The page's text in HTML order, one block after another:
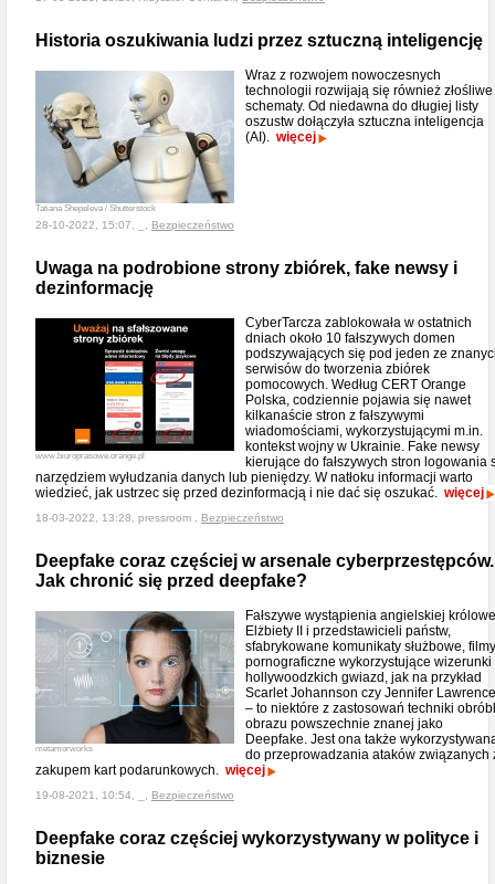
Historia oszukiwania ludzi przez sztuczną inteligencję
Tatiana Shepeleva / Shutterstock
Wraz z rozwojem nowoczesnych
technologii rozwijają się również złośliwe
schematy. Od niedawna do długiej listy
oszustw dołączyła sztuczna inteligencja
(AI). więcej
28-10-2022, 15:07, _, Bezpieczeństwo
Uwaga na podrobione strony zbiórek, fake newsy i
dezinformację
www.biuroprasowe.orange.pl
CyberTarcza zablokowała w ostatnich
dniach około 10 fałszywych domen
podszywających się pod jeden ze
serwisów do tworzenia zbiórek
pomocowych. Według CERT Orange
Polska, codziennie pojawia się nawet
kilkanaście stron z fałszywymi
wiadomościami, wykorzystującymi m.in.
kontekst wojny w Ukrainie. Fake newsy
kierujące do fałszywych stron logowania
narzędziem wyłudzania danych lub pieniędzy. W natłoku informacji warto
wiedzieć, jak ustrzec się przed dezinformacją i nie dać się oszukać. więcej
18-03-2022, 13:28, pressroom , Bezpieczeństwo
Deepfake coraz częściej w arsenale cyberprzestępców.
Jak chronić się przed deepfake?
metamorworks
Fałszywe wystąpienia angielskiej
Elżbiety II i przedstawicieli państw,
sfabrykowane komunikaty służbowe, filmy
pornograficzne wykorzystujące wizerunki
hollywoodzkich gwiazd, jak na przykład
Scarlet Johannson czy Jennifer Lawrence
– to niektóre z zastosowań techniki
obrazu powszechnie znanej jako
Deepfake. Jest ona także
do przeprowadzania ataków związanych
zakupem kart podarunkowych. więcej
19-08-2021, 10:54, _, Bezpieczeństwo
Deepfake coraz częściej wykorzystywany w polityce i
biznesie